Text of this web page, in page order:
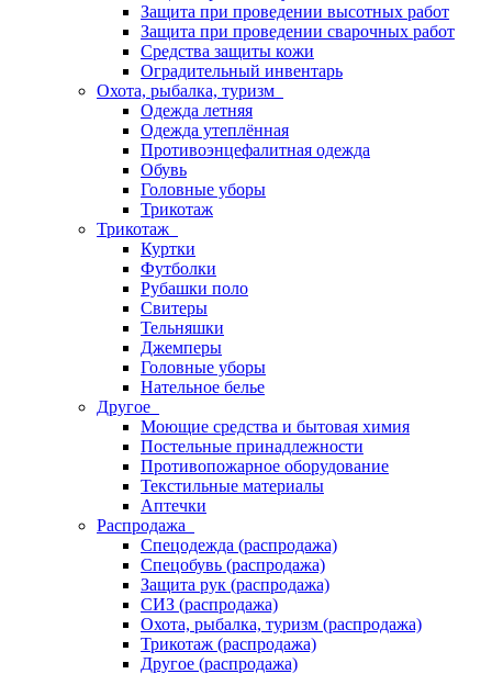
Защита при проведении высотных работ
Защита при проведении сварочных работ
Средства защиты кожи
Оградительный инвентарь
Охота, рыбалка, туризм
Одежда летняя
Одежда утеплённая
Противоэнцефалитная одежда
Обувь
Головные уборы
Трикотаж
Трикотаж
Куртки
Футболки
Рубашки поло
Свитеры
Тельняшки
Джемперы
Головные уборы
Нательное белье
Другое
Моющие средства и бытовая химия
Постельные принадлежности
Противопожарное оборудование
Текстильные материалы
Аптечки
Распродажа
Спецодежда (распродажа)
Спецобувь (распродажа)
Защита рук (распродажа)
СИЗ (распродажа)
Охота, рыбалка, туризм (распродажа)
Трикотаж (распродажа)
Другое (распродажа)